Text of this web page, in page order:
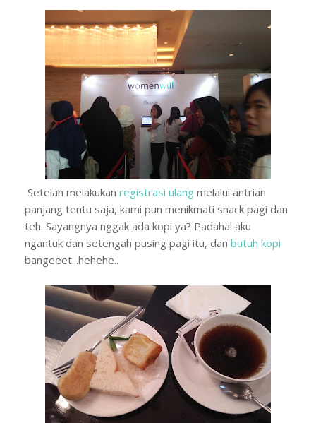
Setelah melakukan registrasi ulang melalui antrian
panjang tentu saja, kami pun menikmati snack pagi dan
teh. Sayangnya nggak ada kopi ya? Padahal aku
ngantuk dan setengah pusing pagi itu, dan butuh kopi
bangeeet...hehehe..